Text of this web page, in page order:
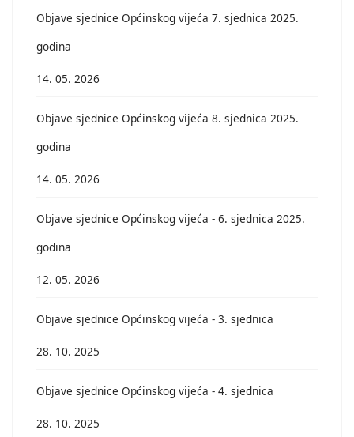
Objave sjednice Općinskog vijeća 7. sjednica 2025.
godina
14. 05. 2026
Objave sjednice Općinskog vijeća 8. sjednica 2025.
godina
14. 05. 2026
Objave sjednice Općinskog vijeća - 6. sjednica 2025.
godina
12. 05. 2026
Objave sjednice Općinskog vijeća - 3. sjednica
28. 10. 2025
Objave sjednice Općinskog vijeća - 4. sjednica
28. 10. 2025